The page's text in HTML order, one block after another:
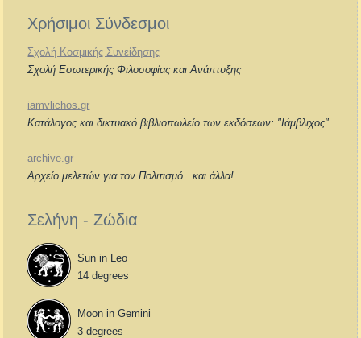
Χρήσιμοι Σύνδεσμοι
Σχολή Κοσμικής Συνείδησης
Σχολή Εσωτερικής Φιλοσοφίας και Ανάπτυξης
iamvlichos.gr
Κατάλογος και δικτυακό βιβλιοπωλείο των εκδόσεων: "Ιάμβλιχος"
archive.gr
Αρχείο μελετών για τον Πολιτισμό...και άλλα!
Σελήνη - Ζώδια
Sun in Leo
14 degrees
Moon in Gemini
3 degrees